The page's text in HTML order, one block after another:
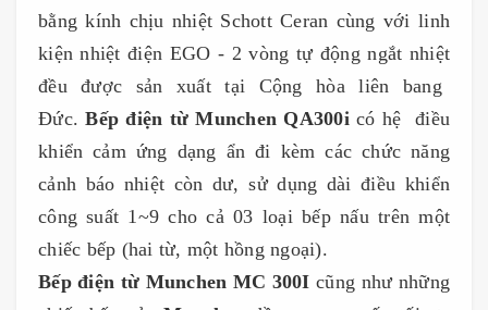
bằng kính chịu nhiệt Schott Ceran cùng với linh
kiện nhiệt điện EGO - 2 vòng tự động ngắt nhiệt
đềuđược sản xuất tại Cộng hòa liên bang
Đức.Bếp điện từ Munchen QA300i có hệ điều
khiển cảm ứng dạng ẩn đi kèm các chức năng
cảnh báo nhiệt còn dư, sử dụng dài điều khiển
công suất 1~9 cho cả 03 loại bếp nấu trên một
chiếc bếp (hai từ, một hồng ngoại).
Bếp điện từ Munchen MC 300I cũng như những